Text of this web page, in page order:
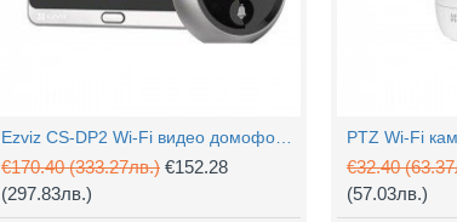
€170.40(333.27лв.) €152.28
(297.83лв.)
€32.40
(57.03лв.)